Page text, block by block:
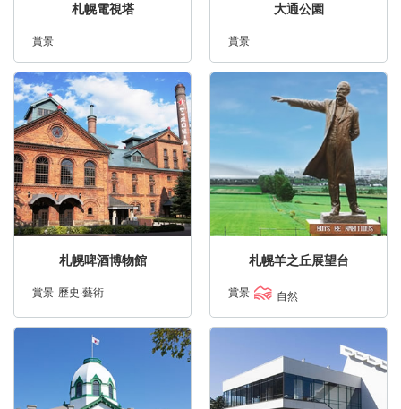
札幌電視塔
賞景
大通公園
賞景
札幌啤酒博物館
賞景 歷史‧藝術
札幌羊之丘展望台
賞景 自然